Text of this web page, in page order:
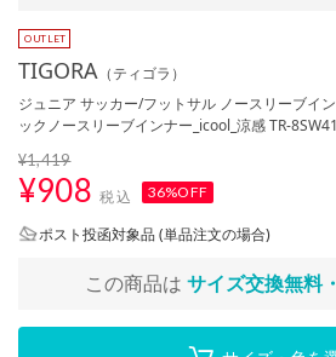
TIGORA （ティゴラ）
ジュニア サッカー/フットサル ノースリーブイ
ックノースリーブインナー_icool_涼感 TR-
¥1,419
¥908 税込 36%OFF
ポスト投函対象品 (単品注文の場合)
この商品は サイズ交換無料